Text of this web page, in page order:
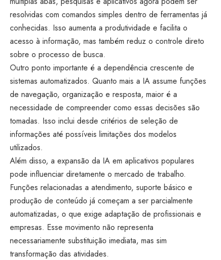
resolvidas com comandos simples dentro de ferramentas já
conhecidas. Isso aumenta a produtividade e facilita o
acesso à informação, mas também reduz o controle direto
sobre o processo de busca.
Outro ponto importante é a dependência crescente de
sistemas automatizados. Quanto mais a IA assume funções
de navegação, organização e resposta, maior é a
necessidade de compreender como essas decisões são
tomadas. Isso inclui desde critérios de seleção de
informações até possíveis limitações dos modelos
utilizados.
Além disso, a expansão da IA em aplicativos populares
pode influenciar diretamente o mercado de trabalho.
Funções relacionadas a atendimento, suporte básico e
produção de conteúdo já começam a ser parcialmente
automatizadas, o que exige adaptação de profissionais e
empresas. Esse movimento não representa
necessariamente substituição imediata, mas sim
transformação das atividades.